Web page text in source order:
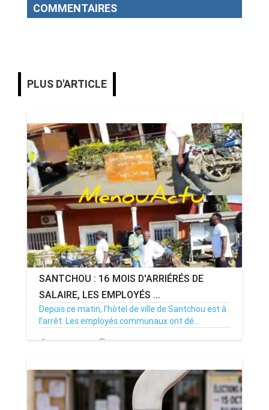
COMMENTAIRES
PLUS D'ARTICLE
SANTCHOU : 16 MOIS D'ARRIÉRÉS DE
SALAIRE, LES EMPLOYÉS ...
Depuis ce matin, l’hôtel de ville de Santchou est à
l’arrêt. Les employés communaux ont dé...
20/07/26 Par MenouActu 0